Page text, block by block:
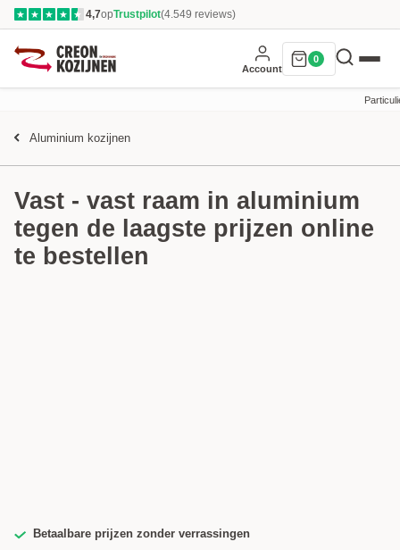
★ ★ ★ ★ ★ 4,7opTrustpilot(4.549 reviews)
Account
0
Aluminium kozijnen
Vast - vast raam in aluminium
tegen de laagste prijzen online
te bestellen
Betaalbare prijzen zonder verrassingen